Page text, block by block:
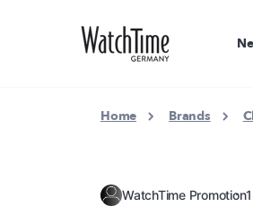
Home Brands
WatchTime Promotion